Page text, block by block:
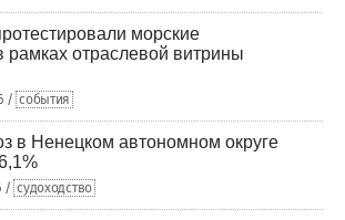
морские
рамках отраслевой витрины
/ события
в Ненецком автономном округе
/ судоходство